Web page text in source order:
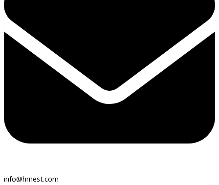
info@hmest.com